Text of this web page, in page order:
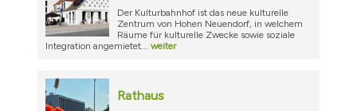
Der Kulturbahnhof ist das neue kulturelle
Zentrum von Hohen Neuendorf, in welchem
Räume für kulturelle Zwecke sowie soziale
Integration angemietet... weiter
Rathaus